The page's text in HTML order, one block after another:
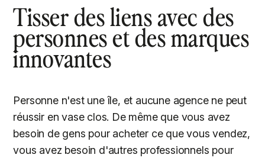
Tisser des liens avec des
personnes et des marques
innovantes
Personne n'est une île, et aucune agence ne peut
réussir en vase clos. De même que vous avez
besoin de gens pour acheter ce que vous vendez,
vous avez besoin d'autres professionnels pour